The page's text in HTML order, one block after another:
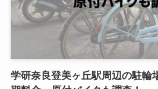
学研奈良登美ヶ丘駅周辺の駐輪